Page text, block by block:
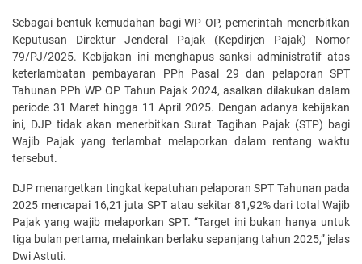
Sebagai bentuk kemudahan bagi WP OP, pemerintah menerbitkan
Keputusan Direktur Jenderal Pajak (Kepdirjen Pajak) Nomor
79/PJ/2025. Kebijakan ini menghapus sanksi administratif atas
keterlambatan pembayaran PPh Pasal 29 dan pelaporan SPT
Tahunan PPh WP OP Tahun Pajak 2024, asalkan dilakukan dalam
periode 31 Maret hingga 11 April 2025. Dengan adanya kebijakan
ini, DJP tidak akan menerbitkan Surat Tagihan Pajak (STP) bagi
Wajib Pajak yang terlambat melaporkan dalam rentang waktu
tersebut.
DJP menargetkan tingkat kepatuhan pelaporan SPT Tahunan pada
2025 mencapai 16,21 juta SPT atau sekitar 81,92% dari total Wajib
Pajak yang wajib melaporkan SPT. “Target ini bukan hanya untuk
tiga bulan pertama, melainkan berlaku sepanjang tahun 2025,” jelas
Dwi Astuti.